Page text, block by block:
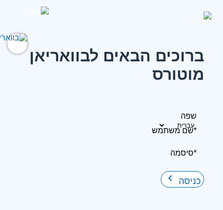
ברוכים הבאים לבוואריאן
מוטורס
שפה
*שם משתמש
*סיסמה
כניסה keyboard_arrow_right